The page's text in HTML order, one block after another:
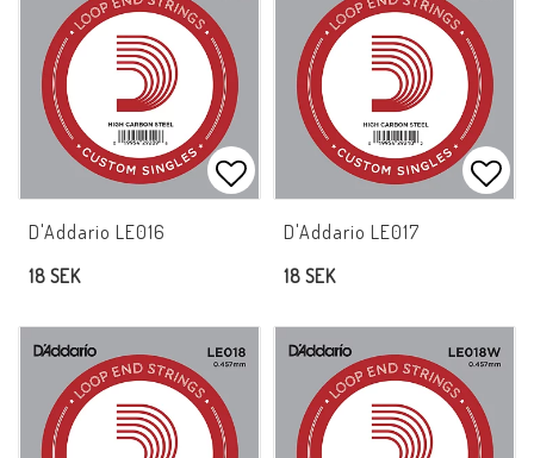
Lägg till i favoritlistan
D'Addario LE016
18 SEK
D'Addario LE017
18 SEK